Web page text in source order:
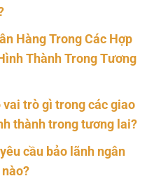
Hàng Trong Các Hợp
Thành Trong Tương
vai trò gì trong các giao
thành trong tương lai?
cầu bảo lãnh ngân